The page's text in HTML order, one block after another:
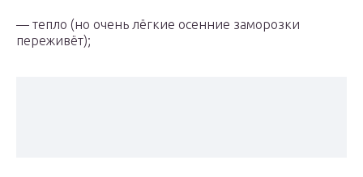
— тепло (но очень лёгкие осенние заморозки
переживёт);